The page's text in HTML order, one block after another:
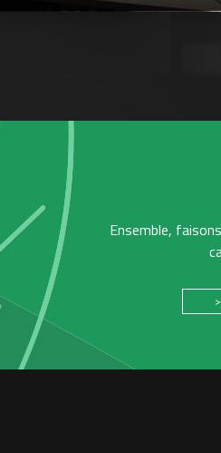
Ensemble,